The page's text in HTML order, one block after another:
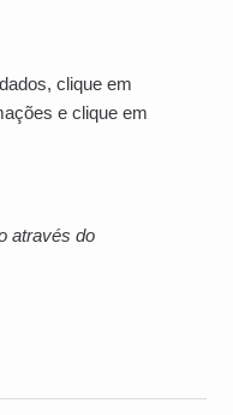
clique em
e clique em
através do